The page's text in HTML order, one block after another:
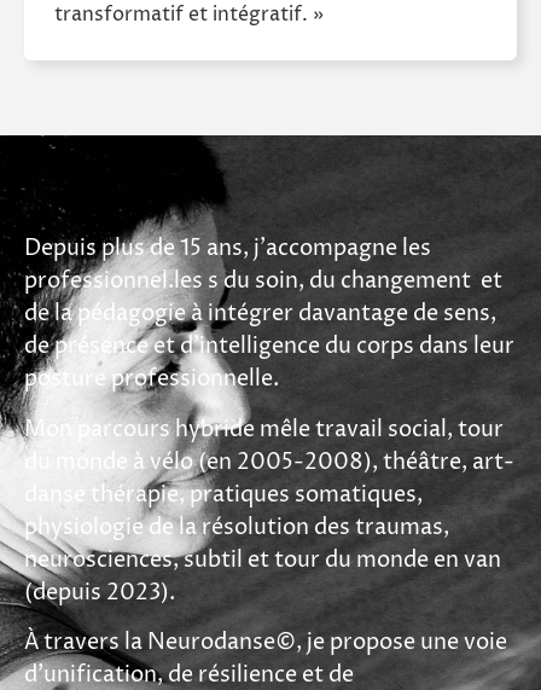
transformatif et intégratif. »
Depuis plus de 15 ans, j’accompagne les
professionnel.les s du soin, du changement et
de la pédagogie à intégrer davantage de sens,
deprésenceetd’intelligence du corpsdans leur
posture professionnelle.
Mon parcours hybride mêle travail social, tour
du monde à vélo (en 2005-2008), théâtre, art-
danse thérapie, pratiques somatiques,
physiologie de la résolution des traumas,
neurosciences, subtil et tour du monde en van
(depuis 2023).
À travers la Neurodanse©, je propose une voie
d’unification, de résilience et de